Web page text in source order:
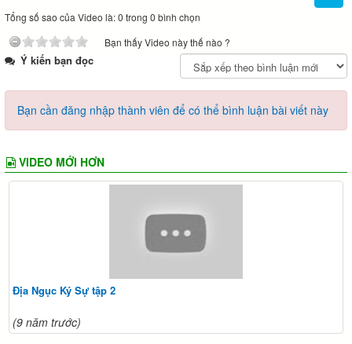
Tổng số sao của Video là: 0 trong 0 bình chọn
Bạn thấy Video này thế nào ?
Ý kiến bạn đọc
Bạn cần đăng nhập thành viên để có thể bình luận bài viết này
VIDEO MỚI HƠN
Địa Ngục Ký Sự tập 2
(9 năm trước)